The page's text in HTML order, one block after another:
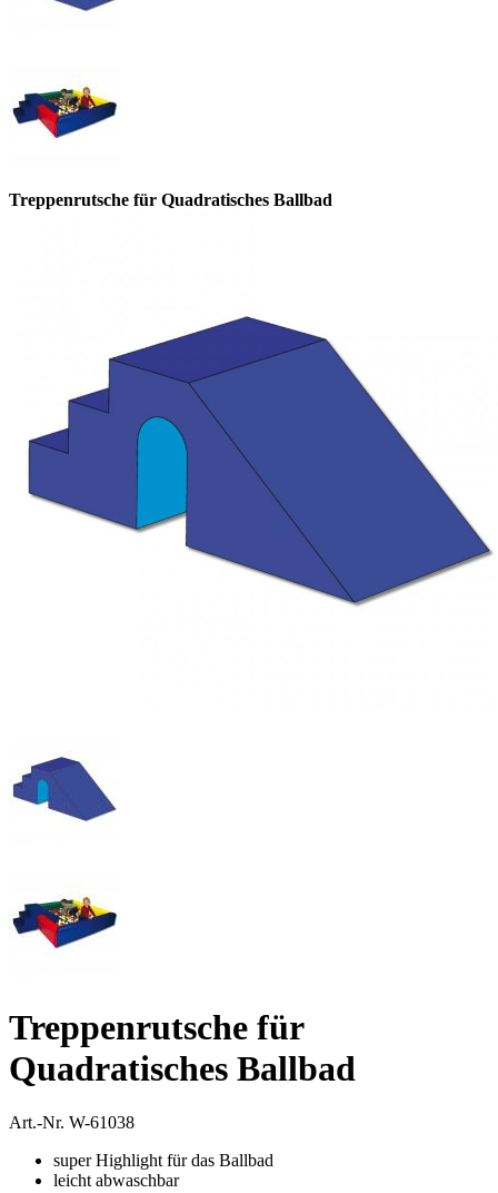
Treppenrutsche für Quadratisches Ballbad
Treppenrutsche für
Quadratisches Ballbad
Art.-Nr. W-61038
super Highlight für das Ballbad
leicht abwaschbar